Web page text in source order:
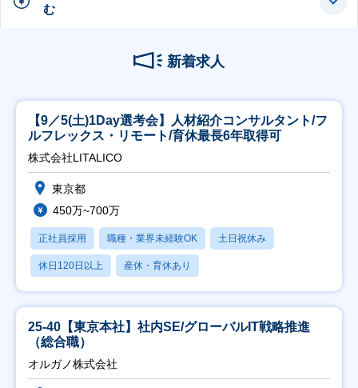
む
新着求人
【9／5(土)1Day選考会】人材紹介コンサルタント/フ
ルフレックス・リモート/育休最長6年取得可
株式会社LITALICO
東京都
450万~700万
正社員採用 職種・業界未経験OK 土日祝休み
休日120日以上 産休・育休あり
25-40【東京本社】社内SE/グローバルIT戦略推進
（総合職）
オルガノ株式会社